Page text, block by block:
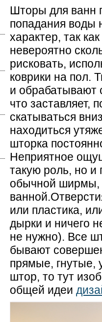
Шторы для ванн
попадания воды
характер, так
невероятно
рисковать,
коврики на пол.
и обрабатывают
что заставляет,
скатываться
находиться
шторка
Неприятное
такую роль, но и
обычной ширмы,
или пластика,
дырки и ничего
не нужно). Все
бывают
прямые, гнутые,
штор, то тут
общей идеи